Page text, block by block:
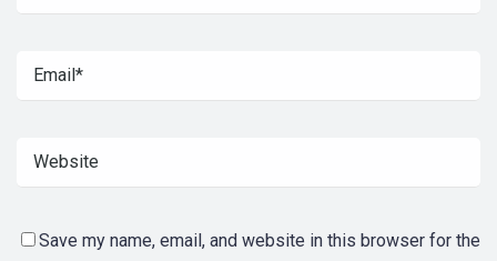
Save my name, email, and website in this browser for the